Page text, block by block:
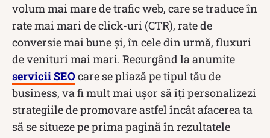
volum mai mare de trafic web, care se traduce în
rate mai mari de click-uri (CTR), rate de
conversie mai bune și, în cele din urmă, fluxuri
de venituri mai mari. Recurgând la anumite
servicii SEOcare se pliază pe tipul tău de
business, va fi mult mai ușor să îți personalizezi
strategiile de promovare astfel încât afacerea ta
să se situeze pe prima pagină în rezultatele